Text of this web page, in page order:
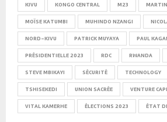
KIVU KONGO CENTRAL M23
MOÏSE KATUMBI MUHINDO NZANGI
NORD-KIVU PATRICK MUYAYA PAUL
PRÉSIDENTIELLE 2023 RDC RWANDA
STEVE MBIKAYI SÉCURITÉ TECHNOLOGY
TSHISEKEDI UNION SACRÉE VENTURE
VITAL KAMERHE ÉLECTIONS 2023 ÉTAT